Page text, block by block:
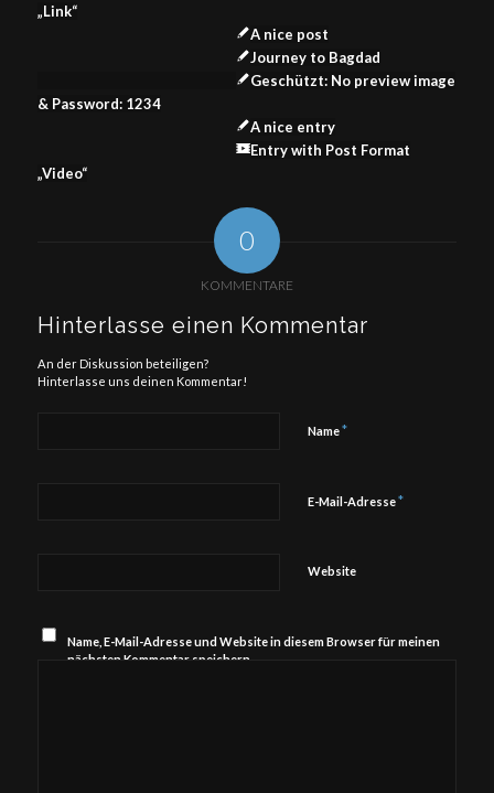
„Link“
A nice post
Journey to Bagdad
Geschützt: No preview image
& Password: 1234
A nice entry
Entry with Post Format
„Video“
0
KOMMENTARE
Hinterlasse einen Kommentar
An der Diskussion beteiligen?
Hinterlasse uns deinen Kommentar!
Name*
E-Mail-Adresse*
Website
Name, E-Mail-Adresse und Website in diesem Browser für meinen
nächsten Kommentar speichern.